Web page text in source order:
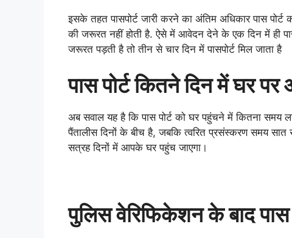
इसके तहत पासपोर्ट जारी करने का अंतिम अधिकार पास पोर्ट
की जरूरत नहीं होती है. ऐसे में आवेदन देने के एक दिन में ही
जरूरत पड़ती है तो तीन से चार दिन में पासपोर्ट मिल जाता है
पास पोर्ट कितने दिन में घर
अब सवाल यह है कि पास पोर्ट को घर पहुंचने में कितना समय
पैंतालीस दिनों के बीच है, जबकि त्वरित प्रसंस्करण समय
सत्रह दिनों में आपके घर पहुंच जाएगा।
पुलिस वेरिफिकेशन के बाद